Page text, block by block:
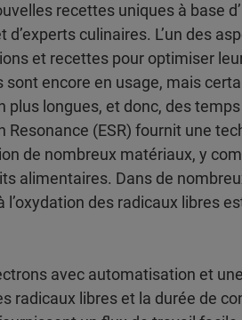
recettes uniques à base
culinaires. L’un des
et recettes pour optimiser
encore en usage, mais
longues, et donc, des
(ESR) fournit une
de nombreux matériaux, y
alimentaires. Dans de
des radicaux libres
avec automatisation et
radicaux libres et la durée de